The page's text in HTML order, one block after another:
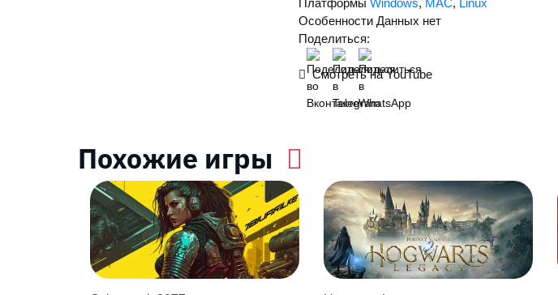
Платформы Windows, MAC, Linux
Особенности Данных нет
Поделиться:
Смотреть на YouTube
Похожие игры